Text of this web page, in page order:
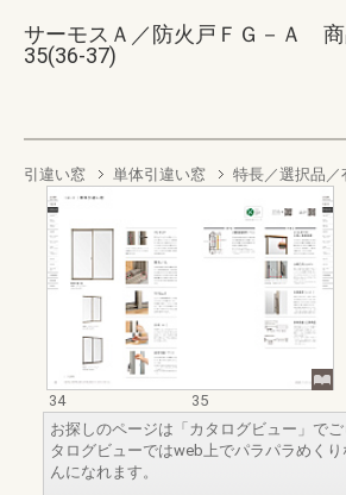
サーモスＡ／防火戸ＦＧ－Ａ 商
35(36-37)
引違い窓 単体引違い窓 特長／選択品／
34
35
お探しのページは「カタログビュー」で
タログビューではweb上でパラパラめく
んになれます。